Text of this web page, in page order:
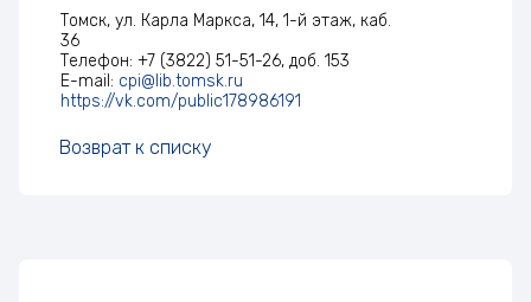
Томск, ул. Карла Маркса, 14, 1-й этаж, каб.
36
Телефон: +7 (3822) 51-51-26, доб. 153
E-mail: cpi@lib.tomsk.ru
https://vk.com/public178986191
Возврат к списку